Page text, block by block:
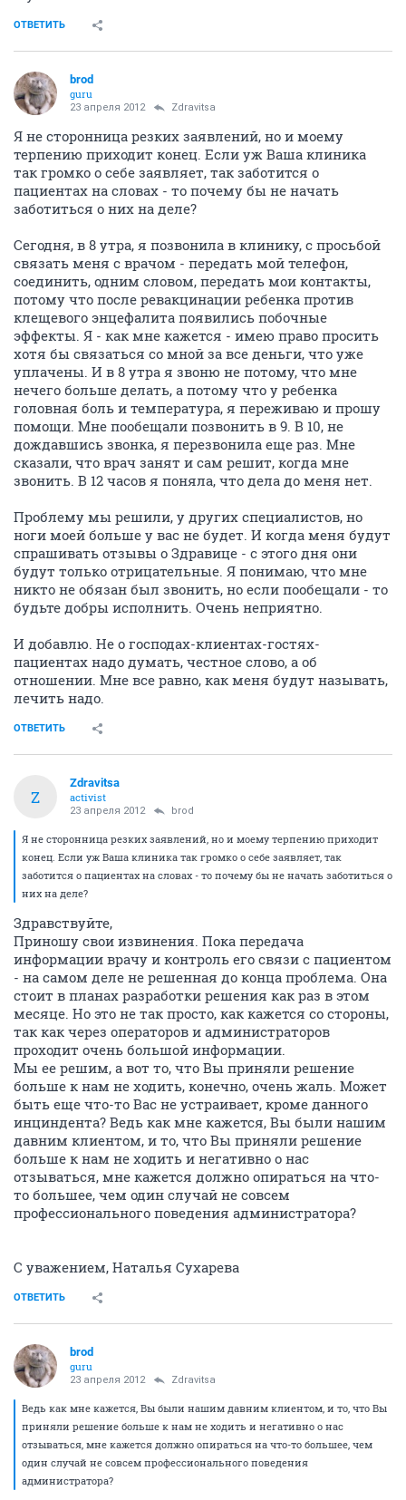
ОТВЕТИТЬ
brod
guru
23 апреля 2012 Zdravitsa
Я не сторонница резких заявлений, но и моему
терпению приходит конец. Если уж Ваша клиника
так громко о себе заявляет, так заботится о
пациентах на словах - то почему бы не начать
заботиться о них на деле?
Сегодня, в 8 утра, я позвонила в клинику, с просьбой
связать меня с врачом - передать мой телефон,
соединить, одним словом, передать мои контакты,
потому что после ревакцинации ребенка против
клещевого энцефалита появились побочные
эффекты. Я - как мне кажется - имею право просить
хотя бы связаться со мной за все деньги, что уже
уплачены. И в 8 утра я звоню не потому, что мне
нечего больше делать, а потому что у ребенка
головная боль и температура, я переживаю и прошу
помощи. Мне пообещали позвонить в 9. В 10, не
дождавшись звонка, я перезвонила еще раз. Мне
сказали, что врач занят и сам решит, когда мне
звонить. В 12 часов я поняла, что дела до меня нет.
Проблему мы решили, у других специалистов, но
ноги моей больше у вас не будет. И когда меня будут
спрашивать отзывы о Здравице - с этого дня они
будут только отрицательные. Я понимаю, что мне
никто не обязан был звонить, но если пообещали - то
будьте добры исполнить. Очень неприятно.
И добавлю. Не о господах-клиентах-гостях-
пациентах надо думать, честное слово, а об
отношении. Мне все равно, как меня будут называть,
лечить надо.
ОТВЕТИТЬ
Z
Zdravitsa
activist
23 апреля 2012 brod
Я не сторонница резких заявлений, но и моему терпению приходит
конец. Если уж Ваша клиника так громко о себе заявляет, так
заботится о пациентах на словах - то почему бы не начать заботиться о
них на деле?
Здравствуйте,
Приношу свои извинения. Пока передача
информации врачу и контроль его связи с пациентом
- на самом деле не решенная до конца проблема. Она
стоит в планах разработки решения как раз в этом
месяце. Но это не так просто, как кажется со стороны,
так как через операторов и администраторов
проходит очень большой информации.
Мы ее решим, а вот то, что Вы приняли решение
больше к нам не ходить, конечно, очень жаль. Может
быть еще что-то Вас не устраивает, кроме данного
инциндента? Ведь как мне кажется, Вы были нашим
давним клиентом, и то, что Вы приняли решение
больше к нам не ходить и негативно о нас
отзываться, мне кажется должно опираться на что-
то большее, чем один случай не совсем
профессионального поведения администратора?
С уважением, Наталья Сухарева
ОТВЕТИТЬ
brod
guru
23 апреля 2012 Zdravitsa
Ведь как мне кажется, Вы были нашим давним клиентом, и то, что Вы
приняли решение больше к нам не ходить и негативно о нас
отзываться, мне кажется должно опираться на что-то большее, чем
один случай не совсем профессионального поведения
администратора?